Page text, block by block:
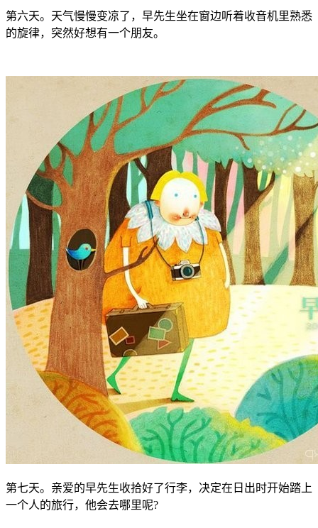
第六天。天气慢慢变凉了，早先生坐在窗边听着收音机里熟悉
的旋律，突然好想有一个朋友。
第七天。亲爱的早先生收拾好了行李，决定在日出时开始踏上
一个人的旅行，他会去哪里呢?